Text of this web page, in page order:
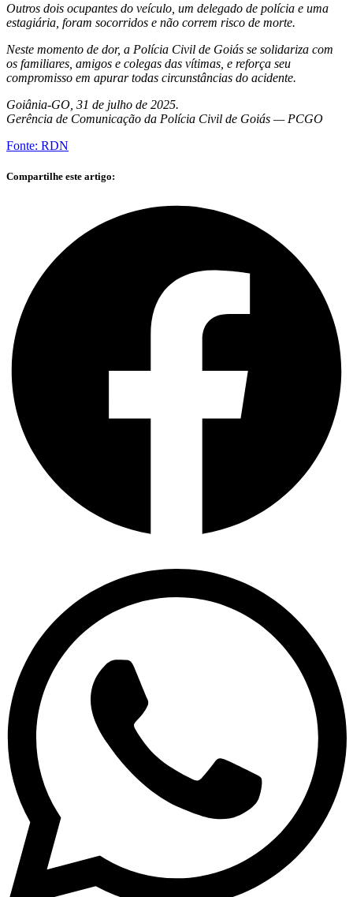
Outros dois ocupantes do veículo, um delegado de polícia e uma
estagiária, foram socorridos e não correm risco de morte.
Neste momento de dor, a Polícia Civil de Goiás se solidariza com
os familiares, amigos e colegas das vítimas, e reforça seu
compromisso em apurar todas circunstâncias do acidente.
Goiânia-GO, 31 de julho de 2025.
Gerência de Comunicação da Polícia Civil de Goiás — PCGO
Fonte: RDN
Compartilhe este artigo: